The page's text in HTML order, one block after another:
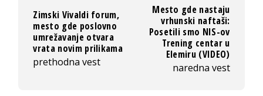
Zimski Vivaldi forum,
mesto gde poslovno
umrežavanje otvara
vrata novim prilikama
prethodna vest
Mesto gde nastaju
vrhunski naftaši:
Posetili smo NIS-ov
Trening centar u
Elemiru (VIDEO)
naredna vest